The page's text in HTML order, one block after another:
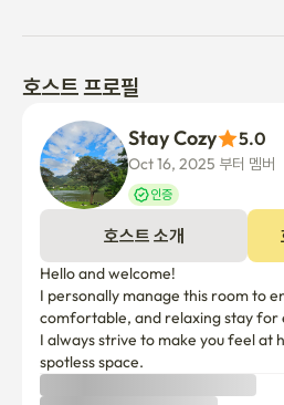
호스트 프로필
Stay Cozy 5.0
Oct 16, 2025 부터 멤버
인증
호스트 소개
Hello and welcome!
I personally manage this room to
comfortable, and relaxing stay for
I always strive to make you feel at
spotless space.